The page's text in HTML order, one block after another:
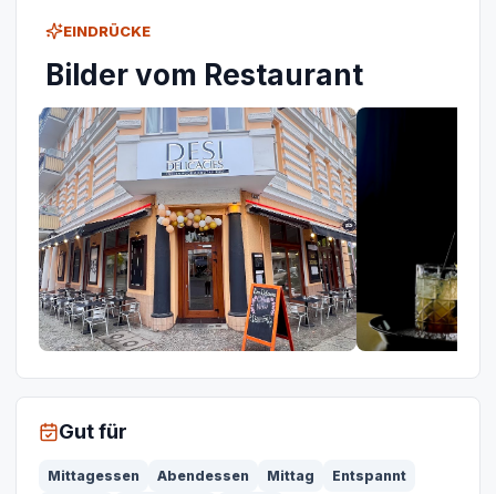
EINDRÜCKE
Bilder vom Restaurant
Gut für
Mittagessen Abendessen Mittag
Entspannt